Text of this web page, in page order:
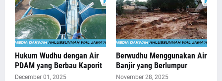
Hukum Wudhu dengan Air
PDAM yang Berbau Kaporit
December 01, 2025
Berwudhu Menggunakan Air
Banjir yang Berlumpur
November 28, 2025